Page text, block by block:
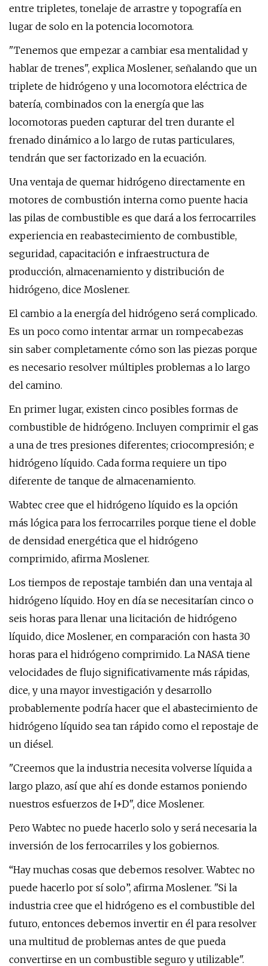
entre tripletes, tonelaje de arrastre y topografía en
lugar de solo en la potencia locomotora.
"Tenemos que empezar a cambiar esa mentalidad y
hablar de trenes", explica Moslener, señalando que un
triplete de hidrógeno y una locomotora eléctrica de
batería, combinados con la energía que las
locomotoras pueden capturar del tren durante el
frenado dinámico a lo largo de rutas particulares,
tendrán que ser factorizado en la ecuación.
Una ventaja de quemar hidrógeno directamente en
motores de combustión interna como puente hacia
las pilas de combustible es que dará a los ferrocarriles
experiencia en reabastecimiento de combustible,
seguridad, capacitación e infraestructura de
producción, almacenamiento y distribución de
hidrógeno, dice Moslener.
El cambio a la energía del hidrógeno será complicado.
Es un poco como intentar armar un rompecabezas
sin saber completamente cómo son las piezas porque
es necesario resolver múltiples problemas a lo largo
del camino.
En primer lugar, existen cinco posibles formas de
combustible de hidrógeno. Incluyen comprimir el gas
a una de tres presiones diferentes; criocompresión; e
hidrógeno líquido. Cada forma requiere un tipo
diferente de tanque de almacenamiento.
Wabtec cree que el hidrógeno líquido es la opción
más lógica para los ferrocarriles porque tiene el doble
de densidad energética que el hidrógeno
comprimido, afirma Moslener.
Los tiempos de repostaje también dan una ventaja al
hidrógeno líquido. Hoy en día se necesitarían cinco o
seis horas para llenar una licitación de hidrógeno
líquido, dice Moslener, en comparación con hasta 30
horas para el hidrógeno comprimido. La NASA tiene
velocidades de flujo significativamente más rápidas,
dice, y una mayor investigación y desarrollo
probablemente podría hacer que el abastecimiento de
hidrógeno líquido sea tan rápido como el repostaje de
un diésel.
"Creemos que la industria necesita volverse líquida a
largo plazo, así que ahí es donde estamos poniendo
nuestros esfuerzos de I+D", dice Moslener.
Pero Wabtec no puede hacerlo solo y será necesaria la
inversión de los ferrocarriles y los gobiernos.
“Hay muchas cosas que debemos resolver. Wabtec no
puede hacerlo por sí solo”, afirma Moslener. "Si la
industria cree que el hidrógeno es el combustible del
futuro, entonces debemos invertir en él para resolver
una multitud de problemas antes de que pueda
convertirse en un combustible seguro y utilizable".